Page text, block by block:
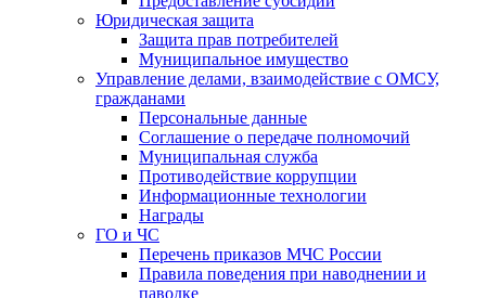
Юридическая защита
Защита прав потребителей
Муниципальное имущество
Управление делами, взаимодействие с ОМСУ,
гражданами
Персональные данные
Соглашение о передаче полномочий
Муниципальная служба
Противодействие коррупции
Информационные технологии
Награды
ГО и ЧС
Перечень приказов МЧС России
Правила поведения при наводнении и
паводке